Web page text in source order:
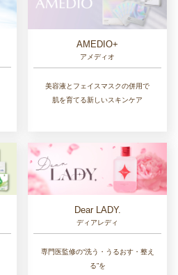
AMEDIO+
アメディオ
美容液とフェイスマスクの併用で
肌を育てる新しいスキンケア
Dear LADY.
ディアレディ
専門医監修の“洗う・うるおす・整え
る”を